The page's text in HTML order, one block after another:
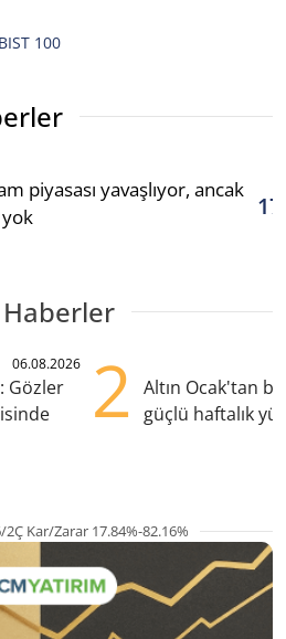
BIST 100
piyasası yavaşlıyor, ancak
Haberler
06.08.2026
Gözler
2
Altın Ocak'tan
güçlü haftalık
Kar/Zarar 17.84%-82.16%